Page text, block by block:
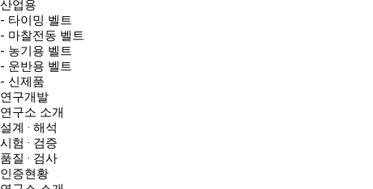
산업용
- 타이밍 벨트
- 마찰전동 벨트
- 농기용 벨트
- 운반용 벨트
- 신제품
연구개발
연구소 소개
설계 · 해석
시험 · 검증
품질 · 검사
인증현황